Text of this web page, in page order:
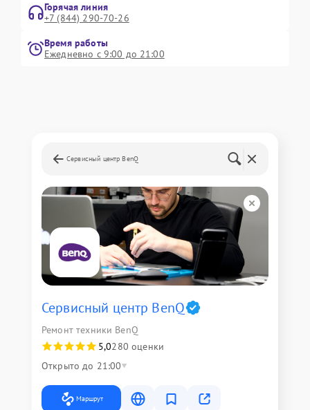
Горячая линия
+7 (844) 290-70-26
Время работы
Ежедневно с 9:00 до 21:00
Сервисный центр BenQ
Сервисный центр BenQ
Ремонт техники BenQ
5,0280 оценки
Открыто до 21:00
Маршрут